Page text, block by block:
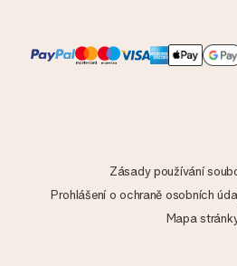
Zásady používání
Prohlášení o ochraně osobních
Mapa